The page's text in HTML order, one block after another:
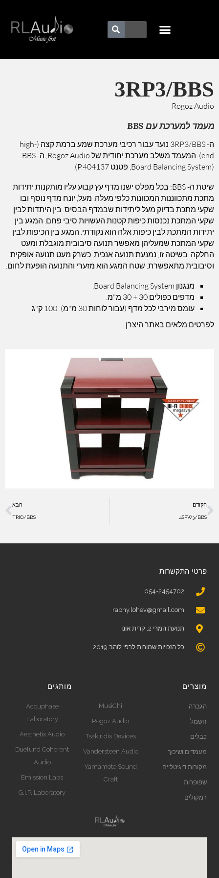
3RP3/BBS
Rogoz Audio
מעמד למערכת עם BBS
ה- 3RP3/BBS נועד עבור רכיבי מערכת שמע ברמת קצה (high-
end). המעמד משלב מערכת יחודית של Rogoz Audio, ה- BBS
(Board Balancing System, פטנט P.404137).
שיטת ה- BBS: בכל מפלס ישנו מדף עץ קבוע עליו מותקנות יתידות
מתכת מתכווננות המכוונות כלפי מעלה. מעל, יונח מדף נוסף ובו
שקעי מתכת בדיוק מעל ליתידות שבמדף הבסיס. בין היתדות לבין
שקעי המתכת נכנסות כיפות קטנות העשויות סיבי פחם. המגע בין
יתידות המתכת לבין כיפות אלה הוא נקודתי. המגע בין הכיפות לבין
שקעי המתכת שמעליהן מאפשר תנועה סיבובית מוגבלת ומעט
החלקה. בשיטה זו, נמנעת תנועה אנכית, כשרק מעט תנועה אופקית
וסיבובית מתאפשרת. שטח המגע הוא מזערי והתנועה הופעת לחום.
מנגנון Board Balancing System.
מדפים כפולים 30 + 30 מ"מ.
עומס מירבי לכל מדף (עבור לוחות 30 מ"מ): 100 ק"ג.
לפרטים מלאים באתר היצרן
הקודם
4SPW3/BBS
הבא
TRIO/BBS
פרטי התקשרות
054-2454702
raphy.lohev@gmail.com
תנועת המרי 2, קרית אונו
כל הזכויות שמורות לרפי לוהב 2019
מוצרים
הגברה
חשמל
כבלים
מעמדים ושיכוך
מקורות דיגיטליים
שפופרות
רמקולים
MusiChi
Rogoz Audio
Tsakiridis Devices
Vandersteen Audio
Yamamoto Sound
Craft
מותגים
Accuphase
Laboratory
Aesthetix Audio
Duelund Coherent
Audio
Emission Labs
G.I.P. Laboratory